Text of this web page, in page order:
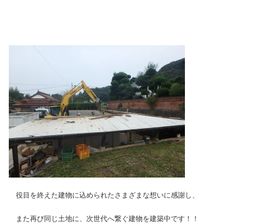
役目を終えた建物に込められたさまざまな想いに感謝し、
また再び同じ土地に、次世代へ繋ぐ建物を建築中です！！